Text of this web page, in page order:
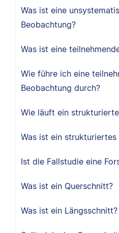
Was ist eine
Beobachtung?
Was ist eine
Wie führe ich eine
Beobachtung durch?
Wie läuft ein
Was ist ein strukturiertes
Ist die Fallstudie eine
Was ist ein Querschnitt?
Was ist ein Längsschnitt?